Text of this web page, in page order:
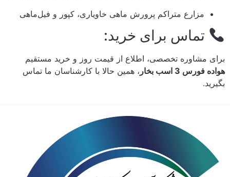
مزارع متراکم پرورش ماهی خاویاری، کپور و فیل‌ماهی
تماس برای خرید:
برای مشاوره تخصصی، اطلاع از قیمت روز و خرید مستقیم
هواده فورس 3 اسب بخار
، همین حالا با کارشناسان ما تماس
بگیرید.